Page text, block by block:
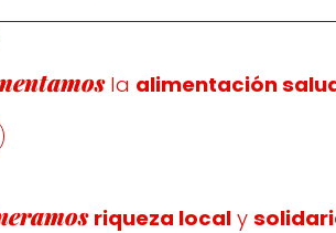
la alimentación
riqueza local y
y en general, la actuación en